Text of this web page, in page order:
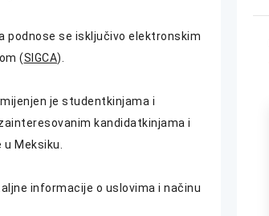
podnose se isključivo elektronskim
(SIGCA).
je studentkinjama i
kandidatkinjama i
Meksiku.
informacije o uslovima i načinu